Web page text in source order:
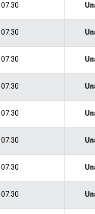
07:30
07:30
07:30
07:30
07:30
07:30
07:30
07:30